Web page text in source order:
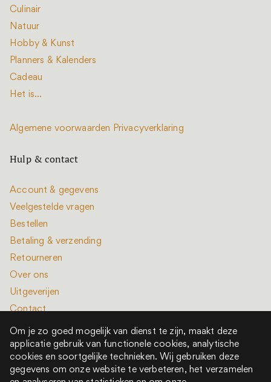
Culinair
Natuur
Hobby & Kunst
Planners & Kalenders
Cadeau
Het is...
Algemene voorwaarden Privacyverklaring
Hulp & contact
Account & gegevens
Veelgestelde vragen
Bestellen
Betaling & verzending
Retourneren
Over ons
Uitgeverijen
Contact
Om je zo goed mogelijk van dienst te zijn, maakt deze
applicatie gebruik van functionele cookies, analytische
cookies en soortgelijke technieken. Wij gebruiken deze
gegevens om onze website te verbeteren, het verzamelen